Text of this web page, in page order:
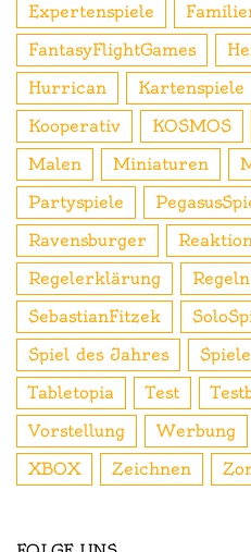
Expertenspiele
FantasyFlightGames
Hurrican
Kartenspiele
Kooperativ
KOSMOS
Malen
Miniaturen
Partyspiele
Ravensburger
Regelerklärung
Regeln
SebastianFitzek
Spiel des Jahres
Tabletopia
Test
Vorstellung
Werbung
XBOX
Zeichnen